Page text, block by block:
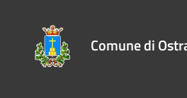
Comune di